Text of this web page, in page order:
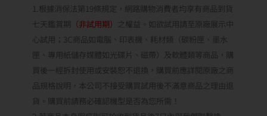
1.根據消保法第19條規定，網路購物消費者均享有商品到貨
七天鑑賞期 （非試用期）
之權益。如欲試用請至原廠展示中
心試用；3C商品如電腦、印表機、耗材類（碳粉匣、墨水
匣、專用紙儲存媒體如光碟片、磁帶）及軟體類等商品，購
買後一經拆封使用或安裝恕不退換，購買前應詳閱原廠之商
品規格說明，本公司不接受購買試用後不滿意商品之理由退
貨。購買前請務必確認機型是否為您所需！